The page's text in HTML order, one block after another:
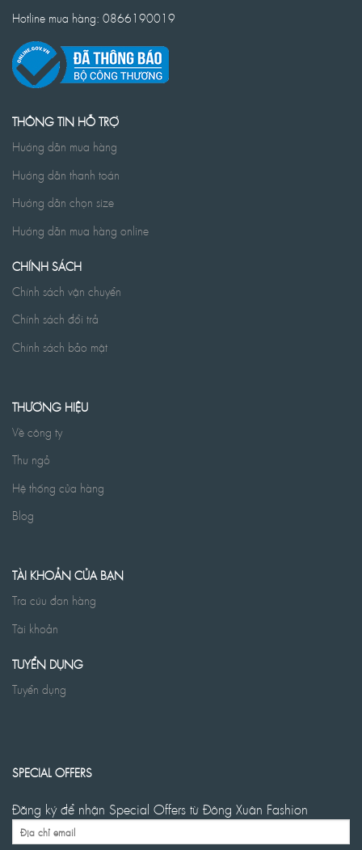
Hotline mua hàng: 0866190019
THÔNG TIN HỖ TRỢ
Hướng dẫn mua hàng
Hướng dẫn thanh toán
Hướng dẫn chọn size
Hướng dẫn mua hàng online
CHÍNH SÁCH
Chính sách vận chuyển
Chính sách đổi trả
Chính sách bảo mật
THƯƠNG HIỆU
Về công ty
Thư ngỏ
Hệ thống cửa hàng
Blog
TÀI KHOẢN CỦA BẠN
Tra cứu đơn hàng
Tài khoản
TUYỂN DỤNG
Tuyển dụng
SPECIAL OFFERS
Đăng ký để nhận Special Offers từ Đông Xuân Fashion